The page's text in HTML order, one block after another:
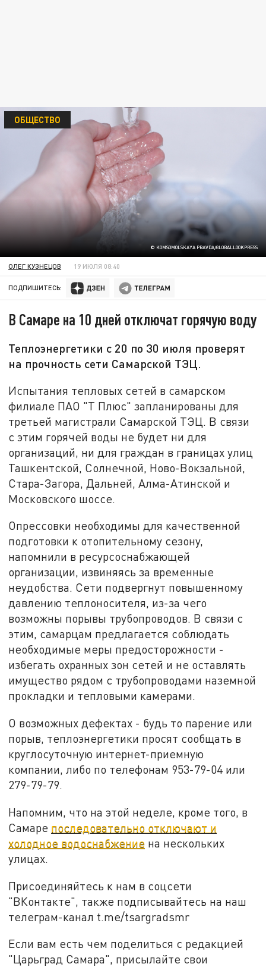
© KOMSOMOLSKAYA PRAVDA/GLOBALLOOKPRESS
ОБЩЕСТВО
ОЛЕГ КУЗНЕЦОВ 19 ИЮЛЯ 08:40
ПОДПИШИТЕСЬ:
В Самаре на 10 дней отключат горячую воду
Теплоэнергетики с 20 по 30 июля проверят
на прочность сети Самарской ТЭЦ.
Испытания тепловых сетей в самарском
филиале ПАО "Т Плюс" запланированы для
третьей магистрали Самарской ТЭЦ. В связи
с этим горячей воды не будет ни для
организаций, ни для граждан в границах улиц
Ташкентской, Солнечной, Ново-Вокзальной,
Стара-Загора, Дальней, Алма-Атинской и
Московского шоссе.
Опрессовки необходимы для качественной
подготовки к отопительному сезону,
напомнили в ресурсоснабжающей
организации, извиняясь за временные
неудобства. Сети подвергнут повышенному
давлению теплоносителя, из-за чего
возможны порывы трубопроводов. В связи с
этим, самарцам предлагается соблюдать
необходимые меры предосторожности -
избегать охранных зон сетей и не оставлять
имущество рядом с трубопроводами наземной
прокладки и тепловыми камерами.
О возможных дефектах - будь то парение или
порыв, теплоэнергетики просят сообщать в
круглосуточную интернет-приемную
компании, либо по телефонам 953-79-04 или
279-79-79.
Напомним, что на этой неделе, кроме того, в
Самаре последовательно отключают и
холодное водоснабжение на нескольких
улицах.
Присоединяйтесь к нам в соцсети
"ВКонтакте", также подписывайтесь на наш
телеграм-канал t.me/tsargradsmr
Если вам есть чем поделиться с редакцией
"Царьград Самара", присылайте свои